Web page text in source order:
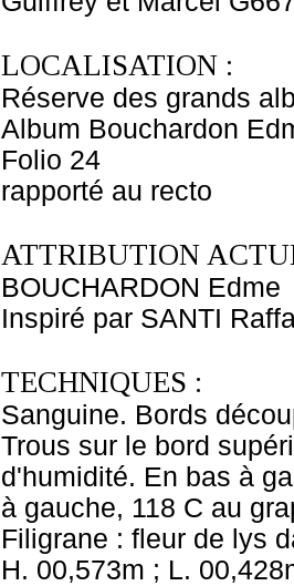
LOCALISATION :
Réserve des grands
Album Bouchardon
Folio 24
rapporté au recto
ATTRIBUTION
BOUCHARDON Edme
Inspiré par SANTI
TECHNIQUES :
Sanguine. Bords
Trous sur le bord
d'humidité. En bas à
à gauche, 118 C au
Filigrane : fleur de lys
H. 00,573m ; L.